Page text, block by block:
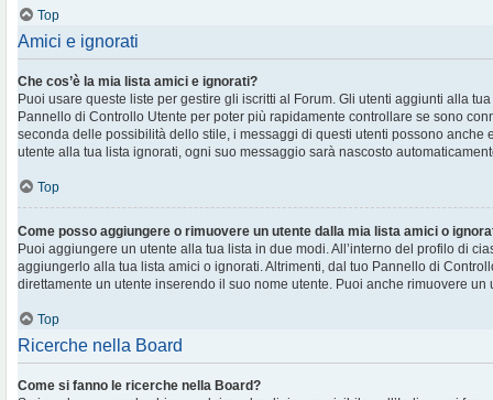
Top
Amici e ignorati
Che cos’è la mia lista amici e ignorati?
Puoi usare queste liste per gestire gli iscritti al Forum. Gli utenti aggiunti alla
Pannello di Controllo Utente per poter più rapidamente controllare se sono
seconda delle possibilità dello stile, i messaggi di questi utenti possono anche
utente alla tua lista ignorati, ogni suo messaggio sarà nascosto
Top
Come posso aggiungere o rimuovere un utente dalla mia lista amici o
Puoi aggiungere un utente alla tua lista in due modi. All’interno del profilo di
aggiungerlo alla tua lista amici o ignorati. Altrimenti, dal tuo Pannello di
direttamente un utente inserendo il suo nome utente. Puoi anche rimuovere
Top
Ricerche nella Board
Come si fanno le ricerche nella Board?